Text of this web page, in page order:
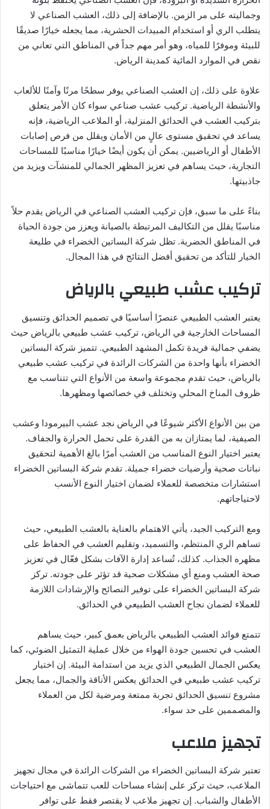
وجماليته على مر الزمن. بالإضافة إلى ذلك، العشب الصناعي لا
يتطلب الري أو استخدام المبيدات الحشرية، مما يجعله خيارًا صديقًا
للبيئة وموفرًا للمياه، وهو أمر مهم جداً في المناطق التي تعاني من
نقص في الموارد المائية كمدينة الرياض.
علاوة على ذلك، إن العشب الصناعي يوفر سطحًا مرنًا وآمنًا للألعاب
والأنشطة الرياضية. تركيب عشب صناعي سواء كان الأمر يتعلق
بتركيب العشب في الحدائق المنزلية، أو الملاعب الرياضية، فإنه
يساعد في تحقيق مستوى عالٍ من الأمان ويقلل من فرص إصابات
الأطفال أو الرياضيين. يمكن أن يكون أيضًا خيارًا مناسبًا للمساحات
التجارية، حيث يساهم في تعزيز المظهر الجمالي للمنشآت ويزيد من
جاذبيتها.
بناءً على ما سبق، فإن تركيب العشب الصناعي في الرياض يقدم حلاً
مناسبًا يقلل من التكاليف المرتبطة بالصيانة ويعزز من جودة الحياة
في المناطق الحضرية. تظل شركة البساتين الخضراء في طليعة
الخيار للتأكد من تحقيق أفضل النتائج في هذا المجال.
تركيب عشب طبيعي بالرياض
يعتبر العشب الطبيعي عنصرًا أساسيًا في تصميم الحدائق وتنسيق
المساحات الخارجية في الرياض، تركيب عشب طبيعي بالرياض حيث
يضفي جمالية فريدة تكمل المشهد الطبيعي. تتميز شركة البساتين
الخضراء بأنها واحدة من الشركات الرائدة في تركيب عشب طبيعي
بالرياض، حيث تقدم مجموعة واسعة من الأنواع التي تتناسب مع
ظروف المناخ المحلي وتختلف في خصائصها ومظهرها.
من بين الأنواع الأكثر شيوعًا في الرياض نجد عشب البيرمودا وعشب
الصيفية، لما يمتازان به من القدرة على تحمل الحرارة والجفاف.
يعتبر اختيار النوع المناسب من العشب أمرًا بالغ الأهمية لتحقيق
نباتات صحية وأرضيات خضراء جميلة. تقدم شركة البساتين الخضراء
استشارات متخصصة للعملاء لضمان اختيار النوع الأنسب
لاحتياجاتهم.
ومع التركيب الجيد، يأتي الاهتمام بالعناية بالعشب الطبيعي، حيث
تساهم الري المنتظم، والتسميد، وتقليم العشب في الحفاظ على
مظهره الجذاب. كذلك، تُساعد إدارة الآفات بشكل فعّال في تعزيز
صحة العشب ومنع أي مشكلات صحية قد تؤثر على جودته. تركز
شركة البساتين الخضراء على توفير النصائح والإرشادات اللازمة
للعملاء لضمان نجاح العشب الطبيعي في الحدائق.
تتمتع فوائد العشب الطبيعي بالرياض بعمق كبير، حيث يساهم
العشب في تحسين جودة الهواء من خلال عملية التمثيل الضوئي، كما
يعكس الجمال الطبيعي الذي يزيد من استدامة البيئة. إن اختيار
تركيب عشب طبيعي في الحدائق يعكس الأناقة والجمال، مما يجعل
مشروع تنسيق الحدائق تجربة ممتعة ومرضية لكل من العملاء
والمصممين على حد سواء.
تجهيز ملاعب
تعتبر شركة البساتين الخضراء من الشركات الرائدة في مجال تجهيز
الملاعب، حيث تركز على إنشاء مساحات للعب تتماشى مع احتياجات
الأطفال والشباب. إن تجهيز ملاعب لا يقتصر فقط على توافر